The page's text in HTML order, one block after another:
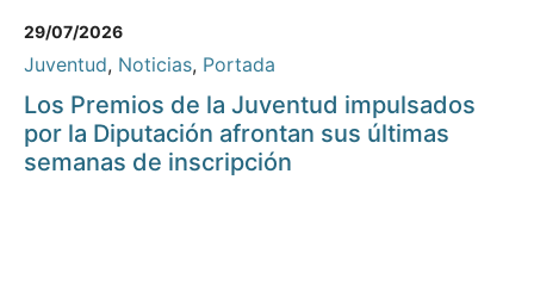
29/07/2026
Juventud, Noticias, Portada
Los Premios de la Juventud impulsados
por la Diputación afrontan sus últimas
semanas de inscripción